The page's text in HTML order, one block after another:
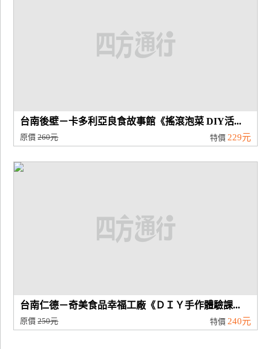
台南後壁－卡多利亞良食故事館《搖滾泡菜 DIY活...
原價260元 特價 229元
台南仁德－奇美食品幸福工廠《ＤＩＹ手作體驗課...
原價250元 特價 240元